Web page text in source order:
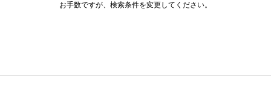
お手数ですが、検索条件を変更してください。